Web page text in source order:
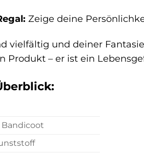
Zeige deine
vielfältig und deiner
Produkt – er ist ein
Bandicoot